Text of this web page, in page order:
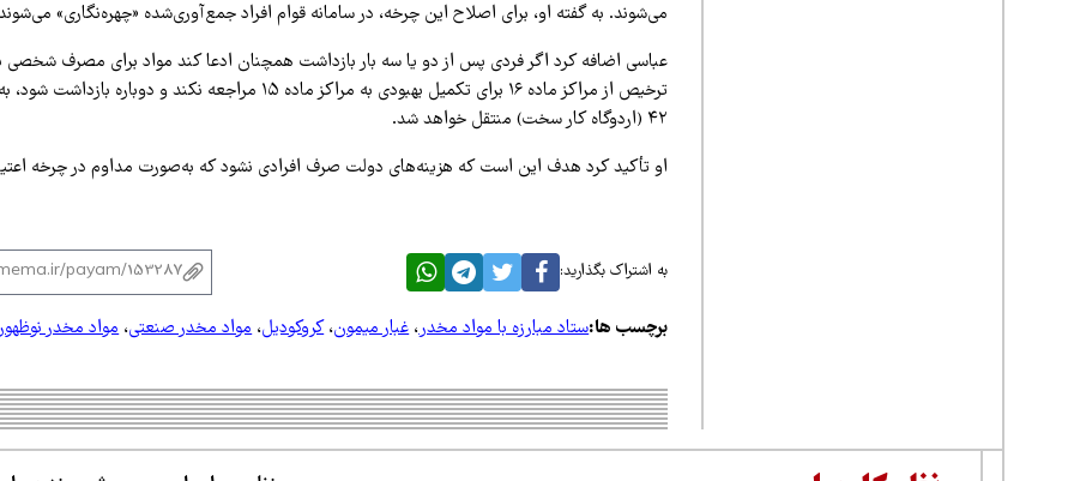
می‌شوند. به گفته او، برای اصلاح این چرخه، در سامانه قوام افراد جمع‌آوری‌شده «چهره‌نگاری»
عباسی اضافه کرد اگر فردی پس از دو یا سه بار بازداشت همچنان ادعا کند مواد برای مصرف شخصی
ترخیص از مراکز ماده ۱۶ برای تکمیل بهبودی به مراکز ماده ۱۵ مراجعه نکند و
۴۲ (اردوگاه کار سخت) منتقل خواهد شد.
او تأکید کرد هدف این است که هزینه‌های دولت صرف افرادی نشود که به‌صورت مداوم در چرخه
به اشتراک بگذارید:
برچسب ها:ستاد مبارزه با مواد مخدر،غبار میمون،کروکودیل،مواد مخدر صنعتی،مواد مخدر